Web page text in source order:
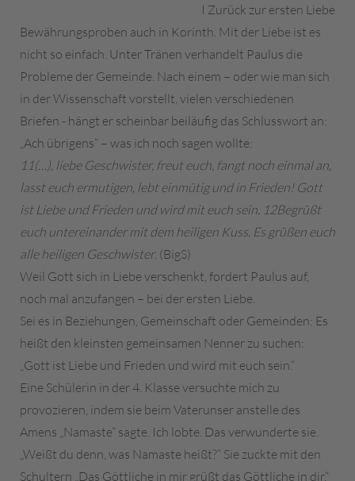
I Zurück zur ersten Liebe
Bewährungsproben auch in Korinth. Mit der Liebe ist es
nicht so einfach. Unter Tränen verhandelt Paulus die
Probleme der Gemeinde. Nach einem – oder wie man sich
in der Wissenschaft vorstellt, vielen verschiedenen
Briefen - hängt er scheinbar beiläufig das Schlusswort an:
„Ach übrigens“ – was ich noch sagen wollte:
11(…), liebe Geschwister, freut euch, fangt noch einmal an,
lasst euch ermutigen, lebt einmütig und in Frieden! Gott
ist Liebe und Frieden und wird mit euch sein. 12Begrüßt
euch untereinander mit dem heiligen Kuss. Es grüßen euch
alle heiligen Geschwister. (BigS)
Weil Gott sich in Liebe verschenkt, fordert Paulus auf,
noch mal anzufangen – bei der ersten Liebe.
Sei es in Beziehungen, Gemeinschaft oder Gemeinden: Es
heißt den kleinsten gemeinsamen Nenner zu suchen:
„Gott ist Liebe und Frieden und wird mit euch sein.“
Eine Schülerin in der 4. Klasse versuchte mich zu
provozieren, indem sie beim Vaterunser anstelle des
Amens „Namaste“ sagte. Ich lobte. Das verwunderte sie.
„Weißt du denn, was Namaste heißt?“ Sie zuckte mit den
Schultern „Das Göttliche in mir grüßt das Göttliche in dir.“